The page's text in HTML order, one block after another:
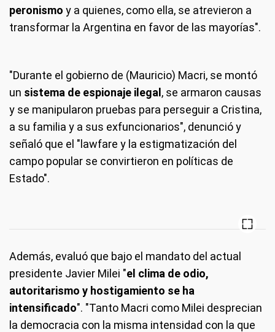
peronismo y a quienes, como ella, se atrevieron a
transformar la Argentina en favor de las mayorías".
"Durante el gobierno de (Mauricio) Macri, se montó
un sistema de espionaje ilegal , se armaron causas
y se manipularon pruebas para perseguir a Cristina,
a su familia y a sus exfuncionarios", denunció y
señaló que el "lawfare y la estigmatización del
campo popular se convirtieron en políticas de
Estado".
Además, evaluó que bajo el mandato del actual
presidente Javier Milei "el clima de odio,
autoritarismo y hostigamiento se ha
intensificado". "Tanto Macri como Milei desprecian
la democracia con la misma intensidad con la que